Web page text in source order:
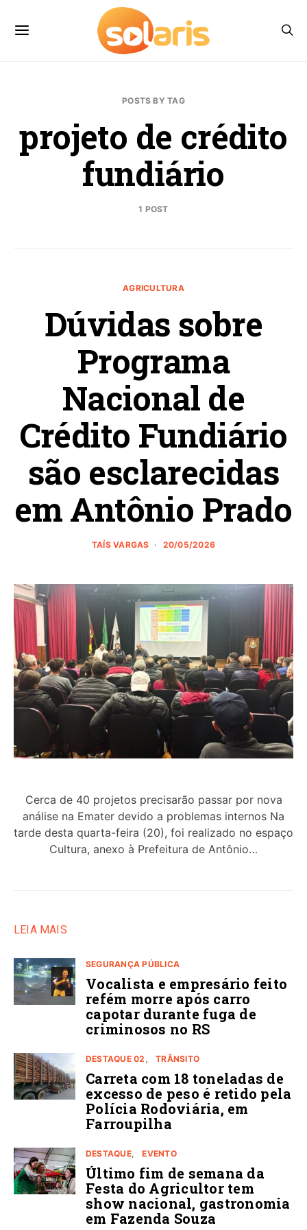
POSTS BY TAG
projeto de crédito
fundiário
1 POST
AGRICULTURA
Dúvidas sobre
Programa
Nacional de
Crédito Fundiário
são esclarecidas
em Antônio Prado
TAÍS VARGAS 20/05/2026
Cerca de 40 projetos precisarão passar por nova
análise na Emater devido a problemas internos Na
tarde desta quarta-feira (20), foi realizado no espaço
Cultura, anexo à Prefeitura de Antônio…
LEIA MAIS
SEGURANÇA PÚBLICA
Vocalista e empresário feito
refém morre após carro
capotar durante fuga de
criminosos no RS
DESTAQUE 02 TRÂNSITO
Carreta com 18 toneladas de
excesso de peso é retido pela
Polícia Rodoviária, em
Farroupilha
DESTAQUE EVENTO
Último fim de semana da
Festa do Agricultor tem
show nacional, gastronomia
em Fazenda Souza